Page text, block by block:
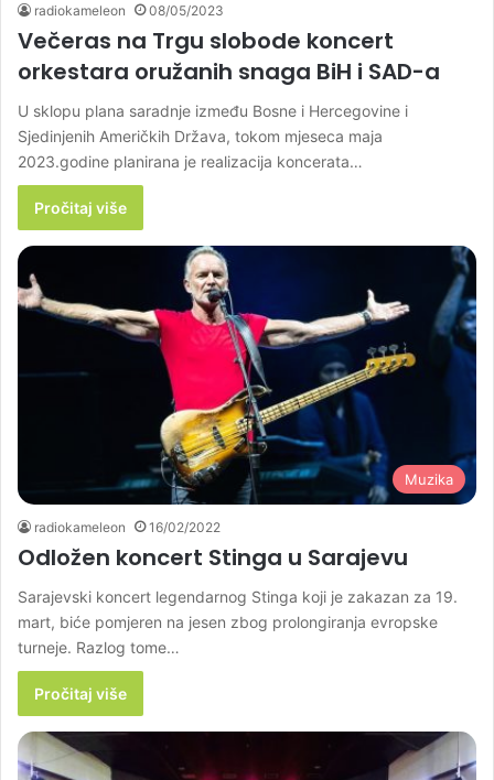
radiokameleon 08/05/2023
Večeras na Trgu slobode koncert
orkestara oružanih snaga BiH i SAD-a
U sklopu plana saradnje između Bosne i Hercegovine i
Sjedinjenih Američkih Država, tokom mjeseca maja
2023.godine planirana je realizacija koncerata…
Pročitaj više
Muzika
radiokameleon 16/02/2022
Odložen koncert Stinga u Sarajevu
Sarajevski koncert legendarnog Stinga koji je zakazan za 19.
mart, biće pomjeren na jesen zbog prolongiranja evropske
turneje. Razlog tome…
Pročitaj više